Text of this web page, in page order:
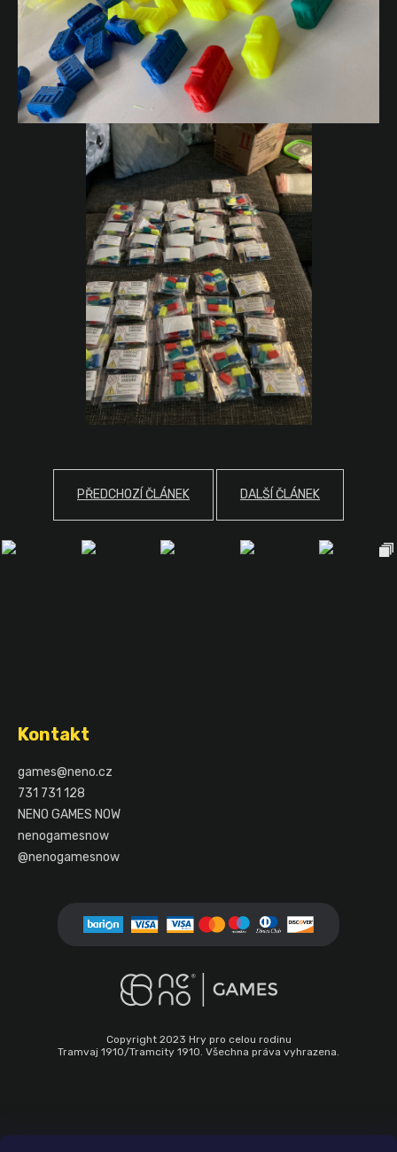
PŘEDCHOZÍ ČLÁNEK DALŠÍ ČLÁNEK
Kontakt
games@neno.cz
731 731 128
NENO GAMES NOW
nenogamesnow
@nenogamesnow
Copyright 2023 Hry pro celou rodinu
Tramvaj 1910/Tramcity 1910. Všechna práva vyhrazena.